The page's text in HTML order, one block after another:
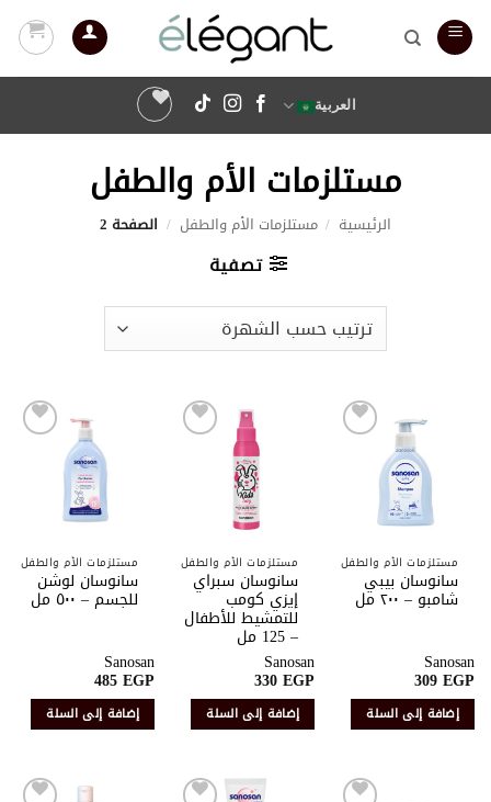
تخطي
للمحتوى
العربية
مستلزمات الأم والطفل
الرئيسية / مستلزمات الأم والطفل / الصفحة 2
تصفية
مستلزمات الأم والطفل
سانوسان بيبي
شامبو – ٢٠٠ مل
Sanosan
309EGP
إضافة إلى السلة
مستلزمات الأم والطفل
سانوسان سبراي
إيزي كومب
للتمشيط للأطفال
– 125 مل
Sanosan
330EGP
إضافة إلى السلة
مستلزمات الأم والطفل
سانوسان لوشن
للجسم – ٥٠٠ مل
Sanosan
485EGP
إضافة إلى السلة